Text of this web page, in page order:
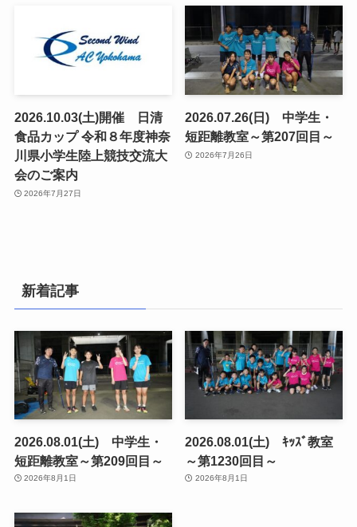
2026.10.03(土)開催 日清
食品カップ 令和８年度神奈
川県小学生陸上競技交流大
会のご案内
2026年7月27日
2026.07.26(日) 中学生・
短距離教室～第207回目～
2026年7月26日
新着記事
2026.08.01(土) 中学生・
短距離教室～第209回目～
2026年8月1日
2026.08.01(土) ｷｯｽﾞ教室
～第1230回目～
2026年8月1日